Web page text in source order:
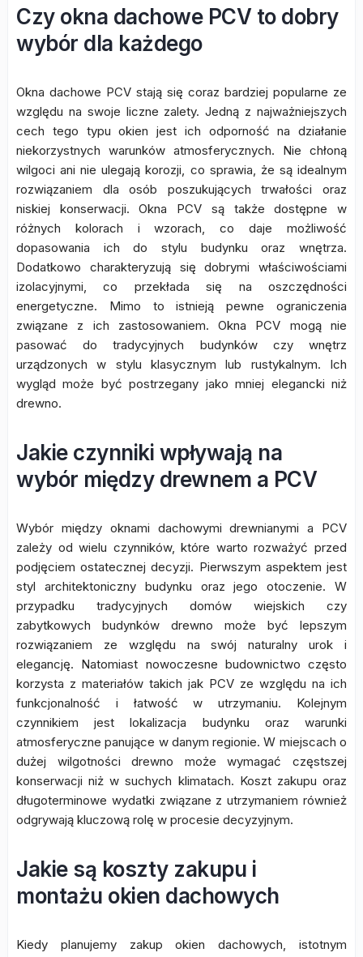
Czy okna dachowe PCV to dobry
wybór dla każdego
Okna dachowe PCV stają się coraz bardziej popularne ze
względu na swoje liczne zalety. Jedną z najważniejszych
cech tego typu okien jest ich odporność na działanie
niekorzystnych warunków atmosferycznych. Nie chłoną
wilgoci ani nie ulegają korozji, co sprawia, że są idealnym
rozwiązaniem dla osób poszukujących trwałości oraz
niskiej konserwacji. Okna PCV są także dostępne w
różnych kolorach i wzorach, co daje możliwość
dopasowania ich do stylu budynku oraz wnętrza.
Dodatkowo charakteryzują się dobrymi właściwościami
izolacyjnymi, co przekłada się na oszczędności
energetyczne. Mimo to istnieją pewne ograniczenia
związane z ich zastosowaniem. Okna PCV mogą nie
pasować do tradycyjnych budynków czy wnętrz
urządzonych w stylu klasycznym lub rustykalnym. Ich
wygląd może być postrzegany jako mniej elegancki niż
drewno.
Jakie czynniki wpływają na
wybór między drewnem a PCV
Wybór między oknami dachowymi drewnianymi a PCV
zależy od wielu czynników, które warto rozważyć przed
podjęciem ostatecznej decyzji. Pierwszym aspektem jest
styl architektoniczny budynku oraz jego otoczenie. W
przypadku tradycyjnych domów wiejskich czy
zabytkowych budynków drewno może być lepszym
rozwiązaniem ze względu na swój naturalny urok i
elegancję. Natomiast nowoczesne budownictwo często
korzysta z materiałów takich jak PCV ze względu na ich
funkcjonalność i łatwość w utrzymaniu. Kolejnym
czynnikiem jest lokalizacja budynku oraz warunki
atmosferyczne panujące w danym regionie. W miejscach o
dużej wilgotności drewno może wymagać częstszej
konserwacji niż w suchych klimatach. Koszt zakupu oraz
długoterminowe wydatki związane z utrzymaniem również
odgrywają kluczową rolę w procesie decyzyjnym.
Jakie są koszty zakupu i
montażu okien dachowych
Kiedy planujemy zakup okien dachowych, istotnym